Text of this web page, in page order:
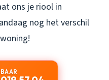
ons je riool in
nog het verschil